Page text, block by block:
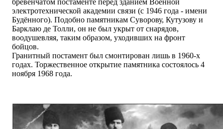
электротехнической академии связи (с 1946 года - имени
Будённого). Подобно памятникам Суворову, Кутузову и
Барклаю де Толли, он не был укрыт от снарядов,
воодушевляя, таким образом, уходивших на фронт
бойцов.
Гранитный постамент был смонтирован лишь в 1960-х
годах. Торжественное открытие памятника состоялось 4
ноября 1968 года.